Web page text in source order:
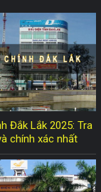
Đắk Lắk 2025: Tra
chính xác nhất